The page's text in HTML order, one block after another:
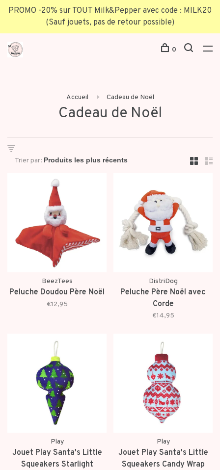
PROMO -20% sur TOUT Milk&Pepper avec code : MILK20
(Sauf jouets, pas de retour possible)
0
Accueil Cadeau de Noël
Cadeau de Noël
Trier par:
BeezTees
Peluche Doudou Père Noël
€12,95
DistriDog
Peluche Père Noël avec
Corde
€14,95
Play
Jouet Play Santa's Little
Squeakers Starlight
Play
Jouet Play Santa's Little
Squeakers Candy Wrap